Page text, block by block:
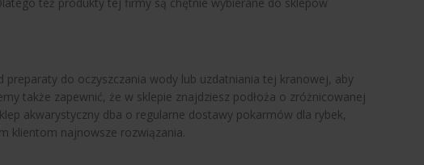
preparaty do oczyszczania wody lub uzdatniania tej kranowej, aby
także zapewnić, że w sklepie znajdziesz podłoża o zróżnicowanej
akwarystyczny dba o regularne dostawy pokarmów dla rybek,
klientom najnowsze rozwiązania.